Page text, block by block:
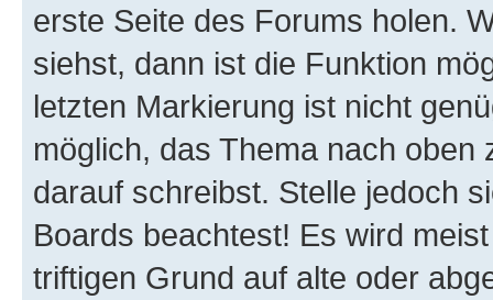
erste Seite des Forums holen.
siehst, dann ist die Funktion
letzten Markierung ist nicht
möglich, das Thema nach oben
darauf schreibst. Stelle jedoch
Boards beachtest! Es wird
triftigen Grund auf alte oder